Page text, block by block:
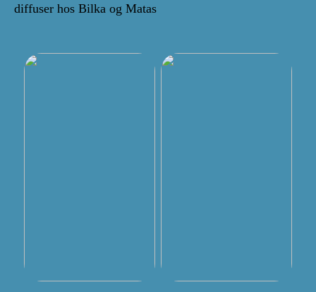
diffuser hos Bilka og Matas